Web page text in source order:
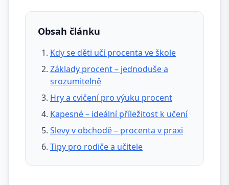
Obsah článku
Kdy se děti učí procenta ve škole
Základy procent – jednoduše a
srozumitelně
Hry a cvičení pro výuku procent
Kapesné – ideální příležitost k učení
Slevy v obchodě – procenta v praxi
Tipy pro rodiče a učitele